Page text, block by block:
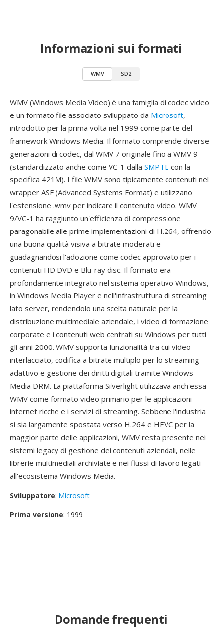
Informazioni sui formati
WMV SD2
WMV (Windows Media Video) è una famiglia di codec video
e un formato file associato sviluppato da Microsoft,
introdotto per la prima volta nel 1999 come parte del
framework Windows Media. Il formato comprende diverse
generazioni di codec, dal WMV 7 originale fino a WMV 9
(standardizzato anche come VC-1 dalla SMPTE con la
specifica 421M). I file WMV sono tipicamente contenuti nel
wrapper ASF (Advanced Systems Format) e utilizzano
l'estensione .wmv per indicare il contenuto video. WMV
9/VC-1 ha raggiunto un'efficienza di compressione
paragonabile alle prime implementazioni di H.264, offrendo
una buona qualità visiva a bitrate moderati e
guadagnandosi l'adozione come codec approvato per i
contenuti HD DVD e Blu-ray disc. Il formato era
profondamente integrato nel sistema operativo Windows,
in Windows Media Player e nell'infrastruttura di streaming
lato server, rendendolo una scelta naturale per la
distribuzione multimediale aziendale, i video di formazione
corporate e i contenuti web centrati su Windows per tutti
gli anni 2000. WMV supporta funzionalità tra cui video
interlacciato, codifica a bitrate multiplo per lo streaming
adattivo e gestione dei diritti digitali tramite Windows
Media DRM. La piattaforma Silverlight utilizzava anch'essa
WMV come formato video primario per le applicazioni
internet ricche e i servizi di streaming. Sebbene l'industria
si sia largamente spostata verso H.264 e HEVC per la
maggior parte delle applicazioni, WMV resta presente nei
sistemi legacy di gestione dei contenuti aziendali, nelle
librerie multimediali archiviate e nei flussi di lavoro legati
all'ecosistema Windows Media.
Sviluppatore: Microsoft
Prima versione: 1999
Domande frequenti